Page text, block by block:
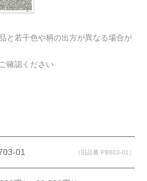
と若干色や柄の出方が異なる場合が
確認ください
01 （旧品番 PB603-01）